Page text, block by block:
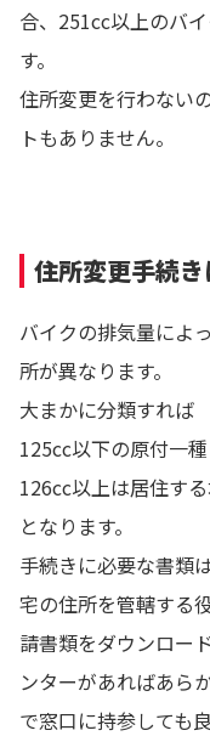
合、251cc以上のバ
す。
住所変更を行わない
トもありません。
住所変更手続
バイクの排気量によ
所が異なります。
大まかに分類すれば
125cc以下の原付一
126cc以上は居住す
となります。
手続きに必要な書類
宅の住所を管轄する
請書類をダウンロー
ンターがあればあら
で窓口に持参しても